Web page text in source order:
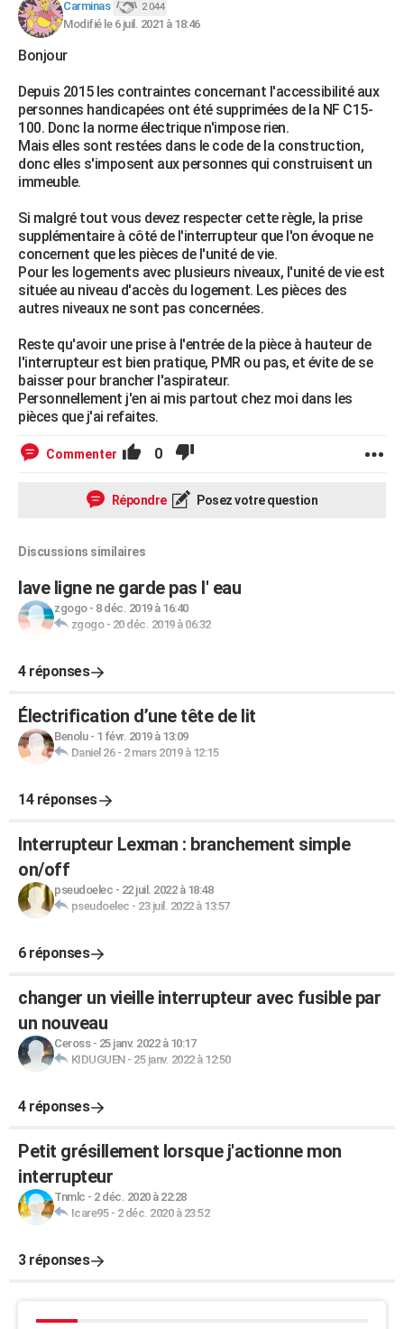
Carminas 2 044
Modifié le 6 juil. 2021 à 18:46
Bonjour
Depuis 2015 les contraintes concernant l'accessibilité aux
personnes handicapées ont été supprimées de la NF C15-
100. Donc la norme électrique n'impose rien.
Mais elles sont restées dans le code de la construction,
donc elles s'imposent aux personnes qui construisent un
immeuble.
Si malgré tout vous devez respecter cette règle, la prise
supplémentaire à côté de l'interrupteur que l'on évoque ne
concernent que les pièces de l'unité de vie.
Pour les logements avec plusieurs niveaux, l'unité de vie est
située au niveau d'accès du logement. Les pièces des
autres niveaux ne sont pas concernées.
Reste qu'avoir une prise à l'entrée de la pièce à hauteur de
l'interrupteur est bien pratique, PMR ou pas, et évite de se
baisser pour brancher l'aspirateur.
Personnellement j'en ai mis partout chez moi dans les
pièces que j'ai refaites.
Commenter 0
Répondre Posez votre question
Discussions similaires
lave ligne ne garde pas l' eau
zgogo- 8 déc. 2019 à 16:40
zgogo- 20 déc. 2019 à 06:32
4 réponses
Électrification d’une tête de lit
Benolu- 1 févr. 2019 à 13:09
Daniel 26- 2 mars 2019 à 12:15
14 réponses
Interrupteur Lexman : branchement simple
on/off
pseudoelec - 22 juil. 2022 à 18:48
pseudoelec - 23 juil. 2022 à 13:57
6 réponses
changer un vieille interrupteur avec fusible par
un nouveau
Ceross- 25 janv. 2022 à 10:17
KIDUGUEN- 25 janv. 2022 à 12:50
4 réponses
Petit grésillement lorsque j'actionne mon
interrupteur
Tnmlc - 2 déc. 2020 à 22:28
Icare95- 2 déc. 2020 à 23:52
3 réponses